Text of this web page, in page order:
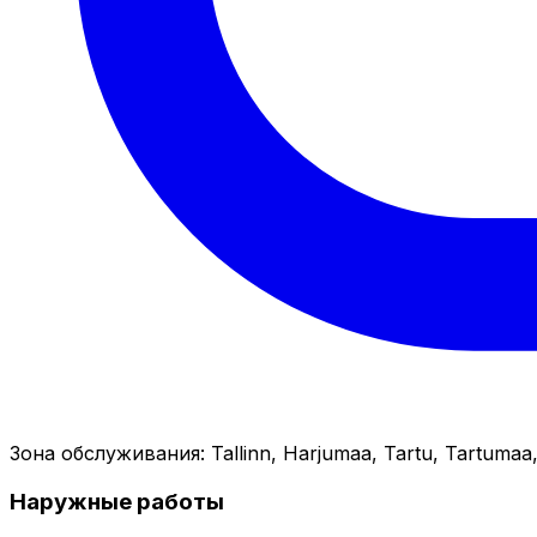
Зона обслуживания: Tallinn, Harjumaa, Tartu,
Наружные работы